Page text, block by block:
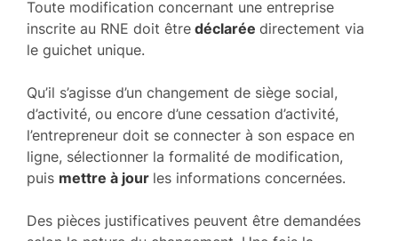
Toute modification concernant une entreprise
inscrite au RNE doit être déclarée directement via
le guichet unique.
Qu’il s’agisse d’un changement de siège social,
d’activité, ou encore d’une cessation d’activité,
l’entrepreneur doit se connecter à son espace en
ligne, sélectionner la formalité de modification,
puis mettre à jour les informations concernées.
Des pièces justificatives peuvent être demandées